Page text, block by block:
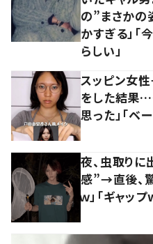
の”まさかの
かすぎる」「
らしい」
スッピン女
をした結果
思った」「ベ
夜、虫取り
感”→直後、
ｗ」「ギャッ